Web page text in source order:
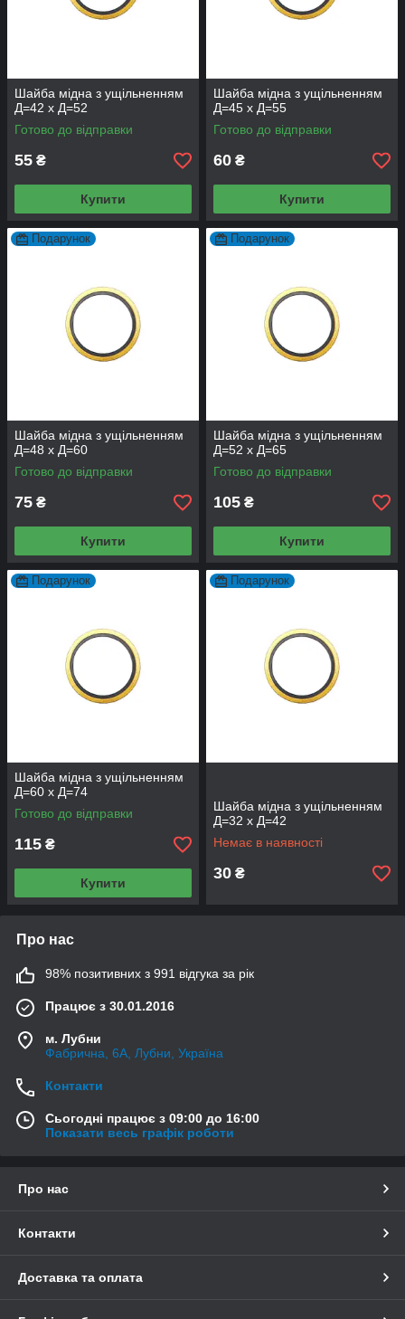
Шайба мідна з ущільненням
Д=42 х Д=52
Готово до відправки
55 ₴
Купити
Шайба мідна з ущільненням
Д=45 х Д=55
Готово до відправки
60 ₴
Купити
Подарунок
Шайба мідна з ущільненням
Д=48 х Д=60
Готово до відправки
75 ₴
Купити
Подарунок
Шайба мідна з ущільненням
Д=52 х Д=65
Готово до відправки
105 ₴
Купити
Подарунок
Шайба мідна з ущільненням
Д=60 х Д=74
Готово до відправки
115 ₴
Купити
Подарунок
Шайба мідна з ущільненням
Д=32 х Д=42
Немає в наявності
30 ₴
Про нас
98% позитивних з 991 відгука за рік
Працює з 30.01.2016
м. Лубни
Фабрична, 6А, Лубни, Україна
Контакти
Сьогодні працює з 09:00 до 16:00
Показати весь графік роботи
Про нас
Контакти
Доставка та оплата